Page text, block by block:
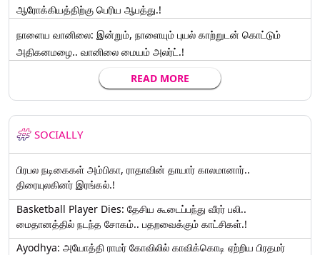
ஆரோக்கியத்திற்கு பெரிய ஆபத்து.!
நாளைய வானிலை: இன்றும், நாளையும் புயல் காற்றுடன் கொட்டும்
அதிகனமழை.. வானிலை மையம் அலர்ட்.!
READ MORE
SOCIALLY
பிரபல நடிகைகள் அம்பிகா, ராதாவின் தாயார் காலமானார்..
திரையுலகினர் இரங்கல்.!
Basketball Player Dies: தேசிய கூடைப்பந்து வீரர் பலி..
மைதானத்தில் நடந்த சோகம்.. பதறவைக்கும் காட்சிகள்.!
Ayodhya: அயோத்தி ராமர் கோவிலில் காவிக்கொடி ஏற்றிய பிரதமர்